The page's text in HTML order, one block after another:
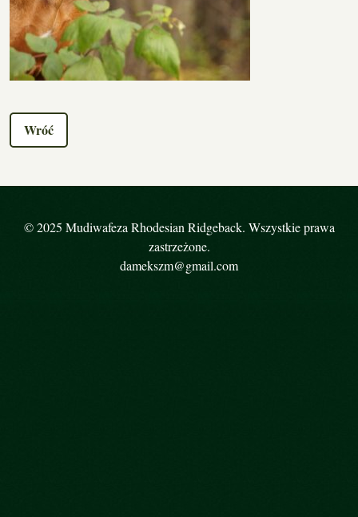
Wróć
© 2025 Mudiwafeza Rhodesian Ridgeback. Wszystkie prawa
zastrzeżone.
damekszm@gmail.com